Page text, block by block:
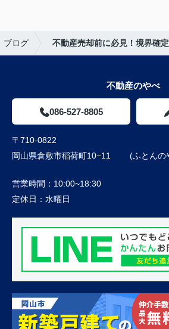
ブログ 不動産売却前に必見！境界確
不動産のやべ
086-527-8805
〒710-0822
岡山県倉敷市稲荷町10−11 (ふとんの
営業時間： 10:00~18:30
定休日： 水曜日